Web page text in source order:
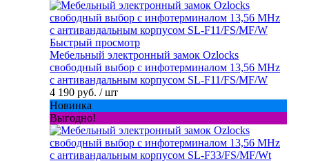
Быстрый просмотр
Мебельный электронный замок Ozlocks
свободный выбор с инфотерминалом 13,56 MHz
с антивандальным корпусом SL-F11/FS/MF/W
4 190 руб. / шт
Новинка
Выгодно!